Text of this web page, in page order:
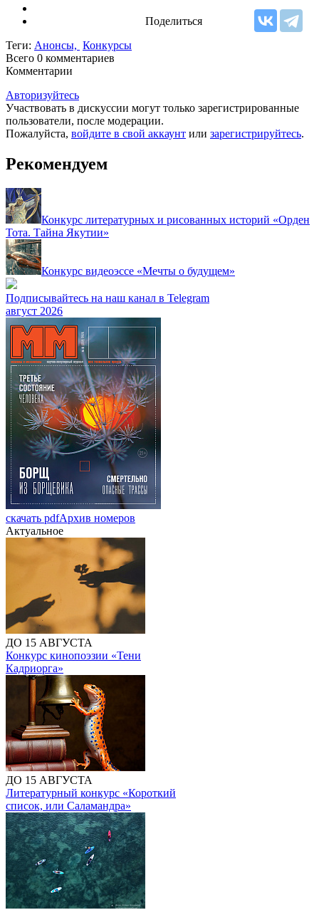
Поделиться
Теги: Анонсы, Конкурсы
Всего 0 комментариев
Комментарии
Авторизуйтесь
Участвовать в дискуссии могут только зарегистрированные
пользователи, после модерации.
Пожалуйста, войдите в свой аккаунт или зарегистрируйтесь.
Рекомендуем
Конкурс литературных и рисованных историй «Орден
Тота. Тайна Якутии»
Конкурс видеоэссе «Мечты о будущем»
Подписывайтесь на наш канал в Telegram
август 2026
скачать pdfАрхив номеров
Актуальное
ДО 15 АВГУСТА
Конкурс кинопоэзии «Тени
Кадриорга»
ДО 15 АВГУСТА
Литературный конкурс «Короткий
список, или Саламандра»